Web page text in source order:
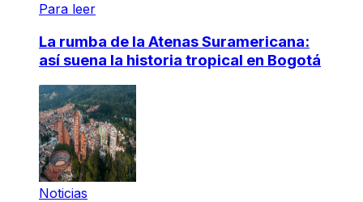
Para leer
La rumba de la Atenas Suramericana:
así suena la historia tropical en Bogotá
Noticias